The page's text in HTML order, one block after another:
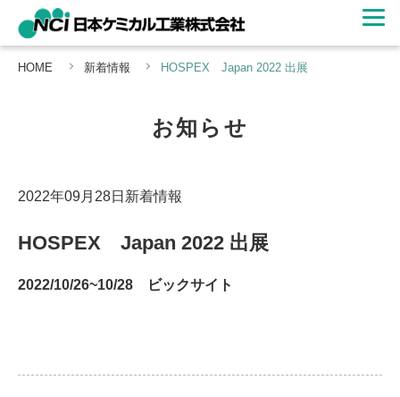
HOME 新着情報 HOSPEX Japan 2022 出展
お知らせ
2022年09月28日 新着情報
HOSPEX Japan 2022 出展
2022/10/26~10/28 ビックサイト